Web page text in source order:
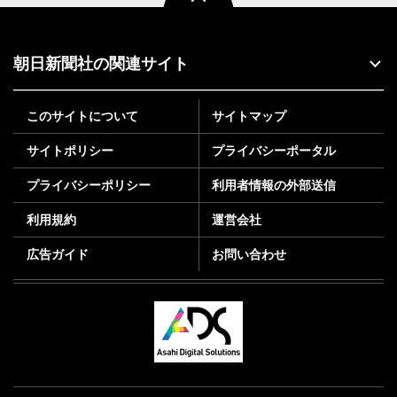
朝日新聞社の関連サイト
このサイトについて サイトマップ
サイトポリシー プライバシーポータル
プライバシーポリシー 利用者情報の外部送信
利用規約 運営会社
広告ガイド お問い合わせ